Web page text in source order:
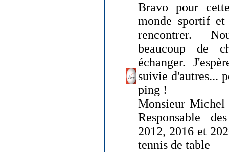
Bravo pour
monde sportif
rencontrer.
beaucoup de
échanger.
suivie d'autres...
ping !
Monsieur
Responsable
2012, 2016 et
tennis de table